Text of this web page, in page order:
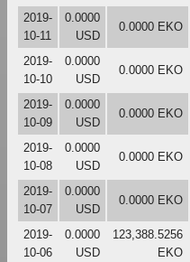
2019-
10-11
0.0000
USD
0.0000 EKO
2019-
10-10
0.0000
USD
0.0000 EKO
2019-
10-09
0.0000
USD
0.0000 EKO
2019-
10-08
0.0000
USD
0.0000 EKO
2019-
10-07
0.0000
USD
0.0000 EKO
2019-
10-06
0.0000
USD
123,388.5256
EKO